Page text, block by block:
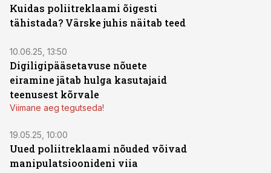
Kuidas poliitreklaami õigesti
tähistada? Värske juhis näitab teed
10.06.25, 13:50
Digiligipääsetavuse nõuete
eiramine jätab hulga kasutajaid
teenusest kõrvale
Viimane aeg tegutseda!
19.05.25, 10:00
Uued poliitreklaami nõuded võivad
manipulatsioonideni viia